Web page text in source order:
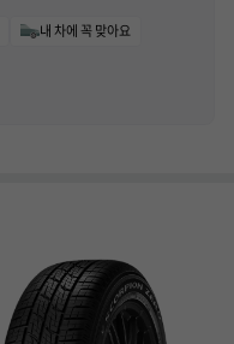
내 차에 꼭 맞아요